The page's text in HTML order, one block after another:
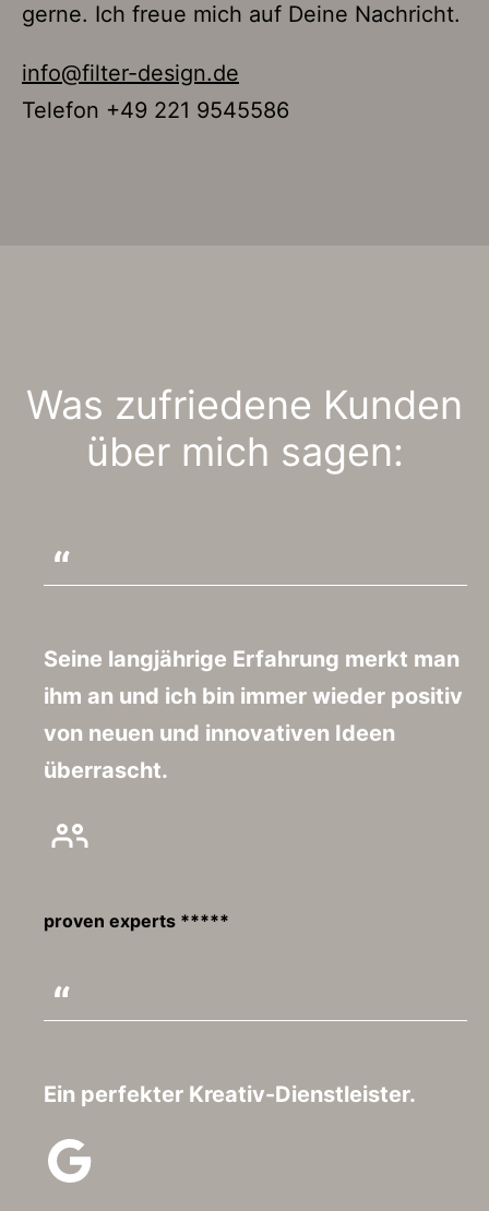
gerne. Ich freue mich auf Deine Nachricht.
info@filter-design.de
Telefon +49 221 9545586
Was zufriedene Kunden
über mich sagen:
Seine langjährige Erfahrung merkt man
ihm an und ich bin immer wieder positiv
von neuen und innovativen Ideen
überrascht.
proven experts *****
Ein perfekter Kreativ-Dienstleister.